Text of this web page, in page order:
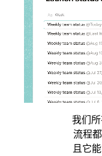
我们
流程
且它